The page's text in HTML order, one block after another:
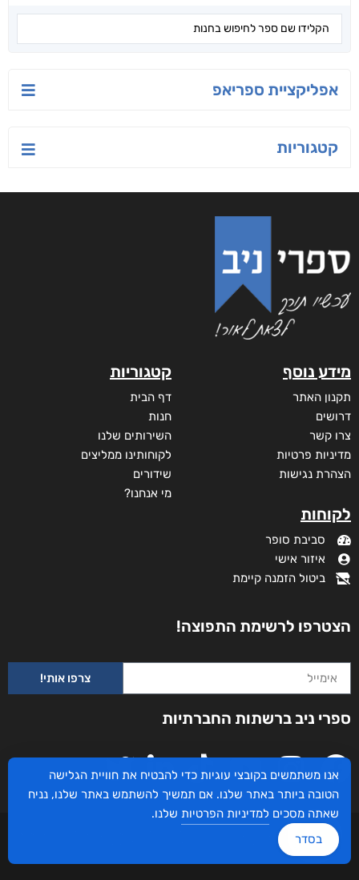
אפליקציית ספריאפ
קטגוריות
מידע נוסף
תקנון האתר
דרושים
צרו קשר
מדיניות פרטיות
הצהרת נגישות
לקוחות
סביבת סופר
איזור אישי
ביטול הזמנה קיימת
קטגוריות
דף הבית
חנות
השירותים שלנו
לקוחותינו ממליצים
שידורים
מי אנחנו?
הצטרפו לרשימת התפוצה!
צרפו אותי!
ספרי ניב ברשתות החברתיות
עיצוב ובניית האתר: ספרי ניב © כל הזכויות שמורות. בוקסאי טכנולוגיות בע"מ שד אבא
אנו משתמשים בקובצי עוגיות כדי להבטיח את חוויית הגלישה
הטובה ביותר באתר שלנו. אם תמשיך להשתמש באתר שלנו, נניח
שאתה מסכים למדיניות הפרטיות שלנו.
בסדר